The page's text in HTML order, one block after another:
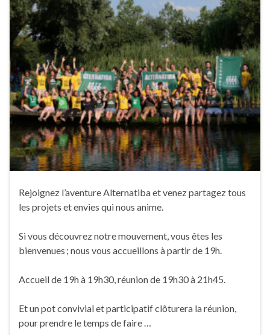
Rejoignez l’aventure Alternatiba et venez partagez tous
les projets et envies qui nous anime.
Si vous découvrez notre mouvement, vous êtes les
bienvenues ; nous vous accueillons à partir de 19h.
Accueil de 19h à 19h30, réunion de 19h30 à 21h45.
Et un pot convivial et participatif clôturera la réunion,
pour prendre le temps de faire …